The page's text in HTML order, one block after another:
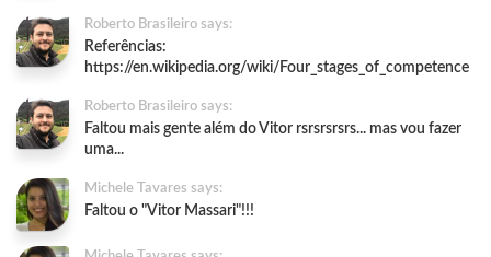
Roberto Brasileiro says:
Referências:
https://en.wikipedia.org/wiki/Four_stages_of_competence
Roberto Brasileiro says:
Faltou mais gente além do Vitor rsrsrsrsrs... mas vou fazer
uma...
Michele Tavares says:
Faltou o "Vitor Massari"!!!